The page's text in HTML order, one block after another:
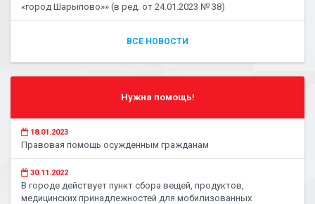
«город Шарыпово»» (в ред. от 24.01.2023 № 38)
ВСЕ НОВОСТИ
Нужна помощь!
18.01.2023
Правовая помощь осужденным гражданам
30.11.2022
В городе действует пункт сбора вещей, продуктов,
медицинских принадлежностей для мобилизованных